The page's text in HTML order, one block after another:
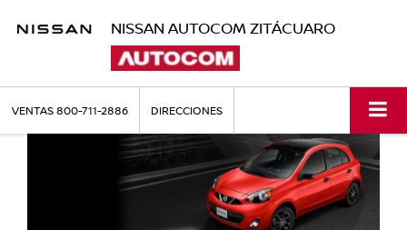
NISSAN AUTOCOM ZITÁCUARO
VENTAS800-711-2886 DIRECCIONES